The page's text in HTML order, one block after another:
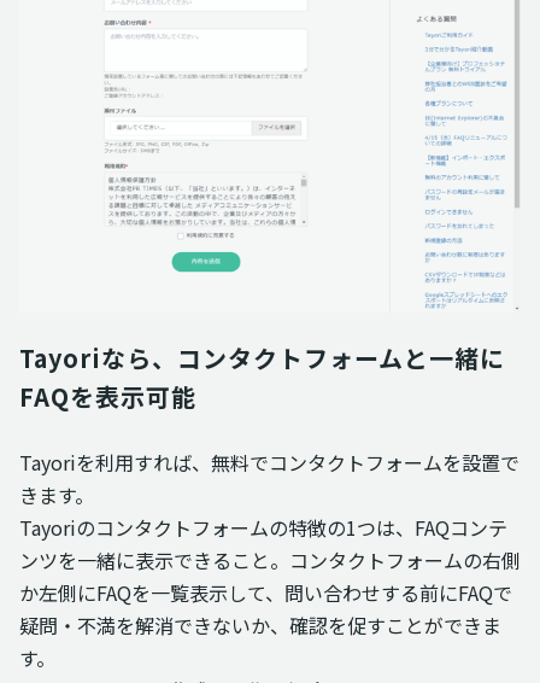
Tayoriなら、コンタクトフォームと一緒に
FAQを表示可能
Tayoriを利用すれば、無料でコンタクトフォームを設置で
きます。
Tayoriのコンタクトフォームの特徴の1つは、FAQコンテ
ンツを一緒に表示できること。コンタクトフォームの右側
か左側にFAQを一覧表示して、問い合わせする前にFAQで
疑問・不満を解消できないか、確認を促すことができま
す。